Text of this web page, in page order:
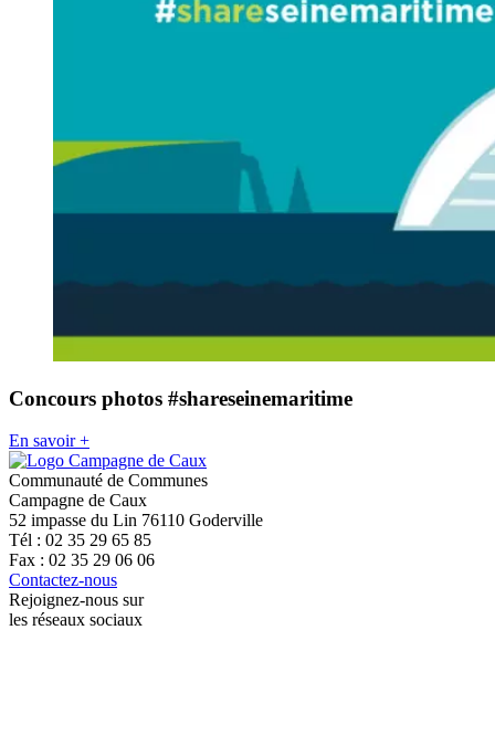
Concours photos #shareseinemaritime
En savoir +
Communauté de Communes
Campagne de Caux
52 impasse du Lin 76110 Goderville
Tél : 02 35 29 65 85
Fax : 02 35 29 06 06
Contactez-nous
Rejoignez-nous sur
les réseaux sociaux